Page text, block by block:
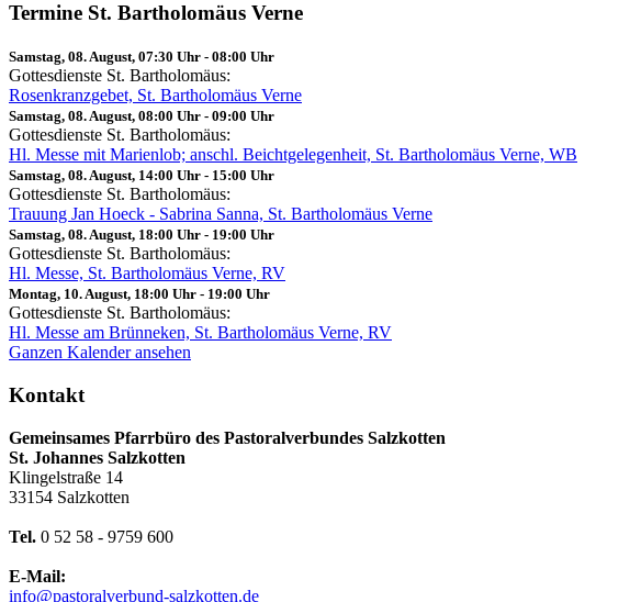
Termine St. Bartholomäus Verne
Samstag, 08. August, 07:30 Uhr - 08:00 Uhr
Gottesdienste St. Bartholomäus:
Rosenkranzgebet, St. Bartholomäus Verne
Samstag, 08. August, 08:00 Uhr - 09:00 Uhr
Gottesdienste St. Bartholomäus:
Hl. Messe mit Marienlob; anschl. Beichtgelegenheit, St. Bartholomäus Verne, WB
Samstag, 08. August, 14:00 Uhr - 15:00 Uhr
Gottesdienste St. Bartholomäus:
Trauung Jan Hoeck - Sabrina Sanna, St. Bartholomäus Verne
Samstag, 08. August, 18:00 Uhr - 19:00 Uhr
Gottesdienste St. Bartholomäus:
Hl. Messe, St. Bartholomäus Verne, RV
Montag, 10. August, 18:00 Uhr - 19:00 Uhr
Gottesdienste St. Bartholomäus:
Hl. Messe am Brünneken, St. Bartholomäus Verne, RV
Ganzen Kalender ansehen
Kontakt
Gemeinsames Pfarrbüro des Pastoralverbundes Salzkotten
St. Johannes Salzkotten
Klingelstraße 14
33154 Salzkotten
Tel. 0 52 58 - 9759 600
E-Mail:
info@pastoralverbund-salzkotten.de